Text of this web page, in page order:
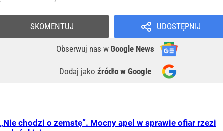
UDOSTĘPNIJ
Obserwuj nas w Google News
Dodaj jako źródło w Google
SKOMENTUJ
„Nie chodzi o zemstę”. Mocny apel w sprawie ofiar rzezi